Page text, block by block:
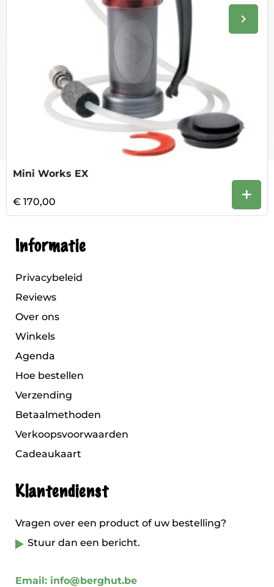
keyboard_arrow_right
Mini Works EX
€ 170,00 +
Informatie
Privacybeleid
Reviews
Over ons
Winkels
Agenda
Hoe bestellen
Verzending
Betaalmethoden
Verkoopsvoorwaarden
Cadeaukaart
Klantendienst
Vragen over een product of uw bestelling?
Stuur dan een bericht.
Email: info@berghut.be